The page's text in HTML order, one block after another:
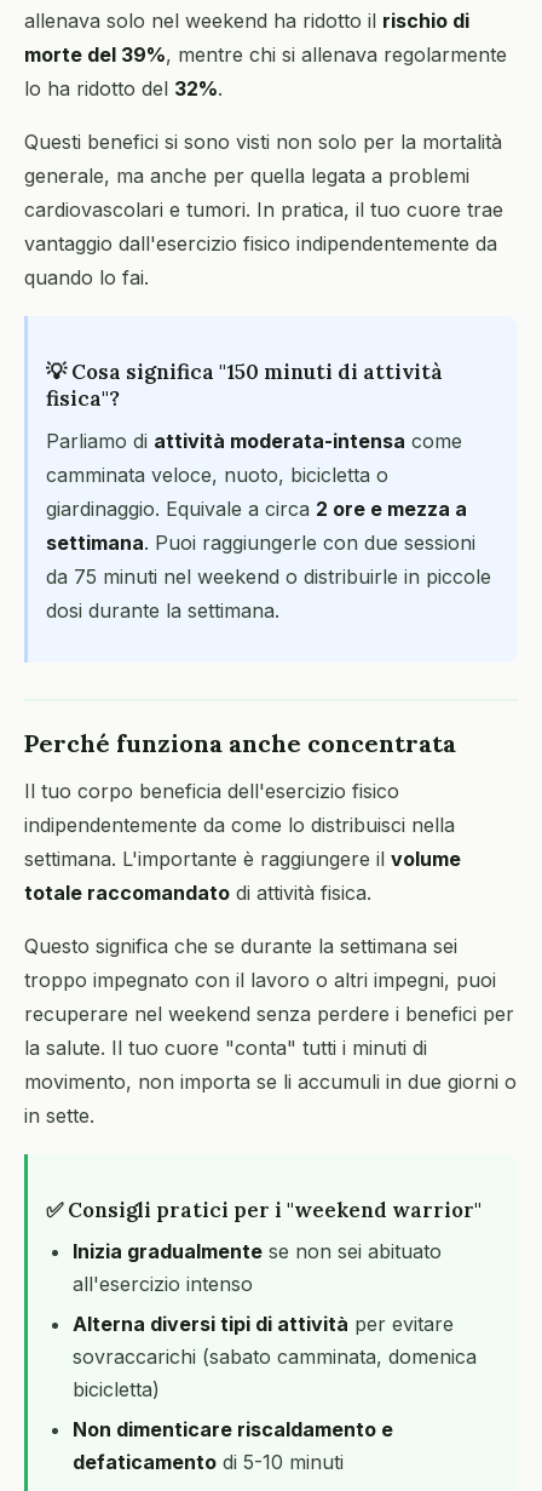
allenava solo nel weekend ha ridotto il rischio di
morte del 39%, mentre chi si allenava regolarmente
lo ha ridotto del 32%.
Questi benefici si sono visti non solo per la mortalità
generale, ma anche per quella legata a problemi
cardiovascolari e tumori. In pratica, il tuo cuore trae
vantaggio dall'esercizio fisico indipendentemente da
quando lo fai.
💡 Cosa significa "150 minuti di attività
fisica"?
Parliamo di attività moderata-intensa come
camminata veloce, nuoto, bicicletta o
giardinaggio. Equivale a circa 2 ore e mezza a
settimana. Puoi raggiungerle con due sessioni
da 75 minuti nel weekend o distribuirle in piccole
dosi durante la settimana.
Perché funziona anche concentrata
Il tuo corpo beneficia dell'esercizio fisico
indipendentemente da come lo distribuisci nella
settimana. L'importante è raggiungere il volume
totale raccomandato di attività fisica.
Questo significa che se durante la settimana sei
troppo impegnato con il lavoro o altri impegni, puoi
recuperare nel weekend senza perdere i benefici per
la salute. Il tuo cuore "conta" tutti i minuti di
movimento, non importa se li accumuli in due giorni o
in sette.
✅ Consigli pratici per i "weekend warrior"
Inizia gradualmente se non sei abituato
all'esercizio intenso
Alterna diversi tipi di attività per evitare
sovraccarichi (sabato camminata, domenica
bicicletta)
Non dimenticare riscaldamento e
defaticamento di 5-10 minuti